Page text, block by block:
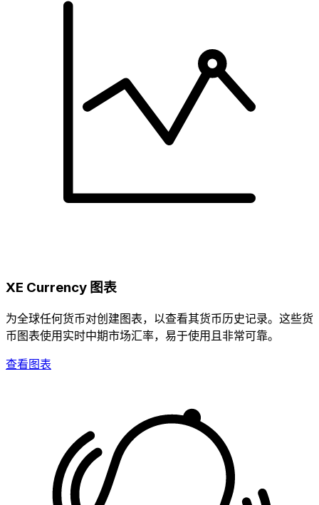
XE Currency 图表
为全球任何货币对创建图表，以查看其货币历史记录。这些货
币图表使用实时中期市场汇率，易于使用且非常可靠。
查看图表